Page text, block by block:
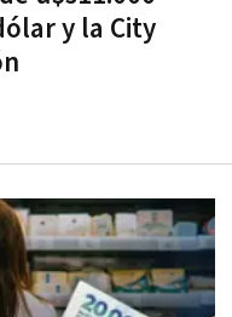
y la City